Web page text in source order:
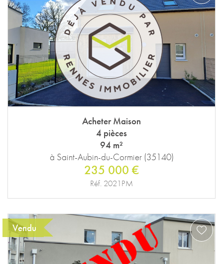
Acheter Maison
4 pièces
94 m²
à Saint-Aubin-du-Cormier (35140)
235 000 €
Réf. 2021PM
Vendu